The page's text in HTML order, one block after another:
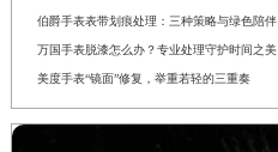
伯爵手表表带划痕处理：三种策略与绿色陪伴
万国手表脱漆怎么办？专业处理守护时间之美
美度手表“镜面”修复，举重若轻的三重奏